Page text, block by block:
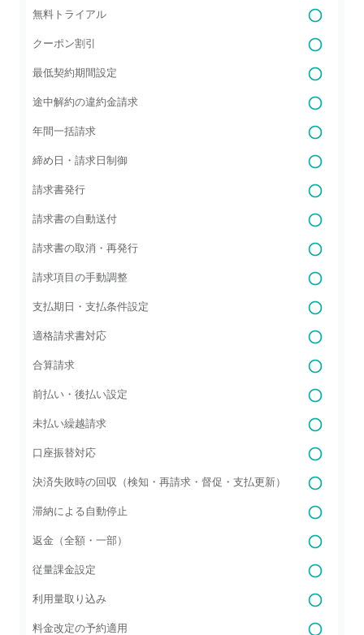
無料トライアル
クーポン割引
最低契約期間設定
途中解約の違約金請求
年間一括請求
締め日・請求日制御
請求書発行
請求書の自動送付
請求書の取消・再発行
請求項目の手動調整
支払期日・支払条件設定
適格請求書対応
合算請求
前払い・後払い設定
未払い繰越請求
口座振替対応
決済失敗時の回収（検知・再請求・督促・支払更新）
滞納による自動停止
返金（全額・一部）
従量課金設定
利用量取り込み
料金改定の予約適用